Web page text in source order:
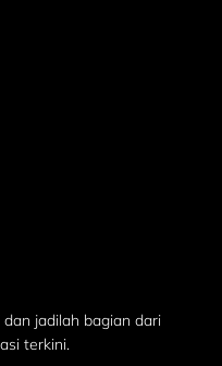
jadilah bagian dari
terkini.